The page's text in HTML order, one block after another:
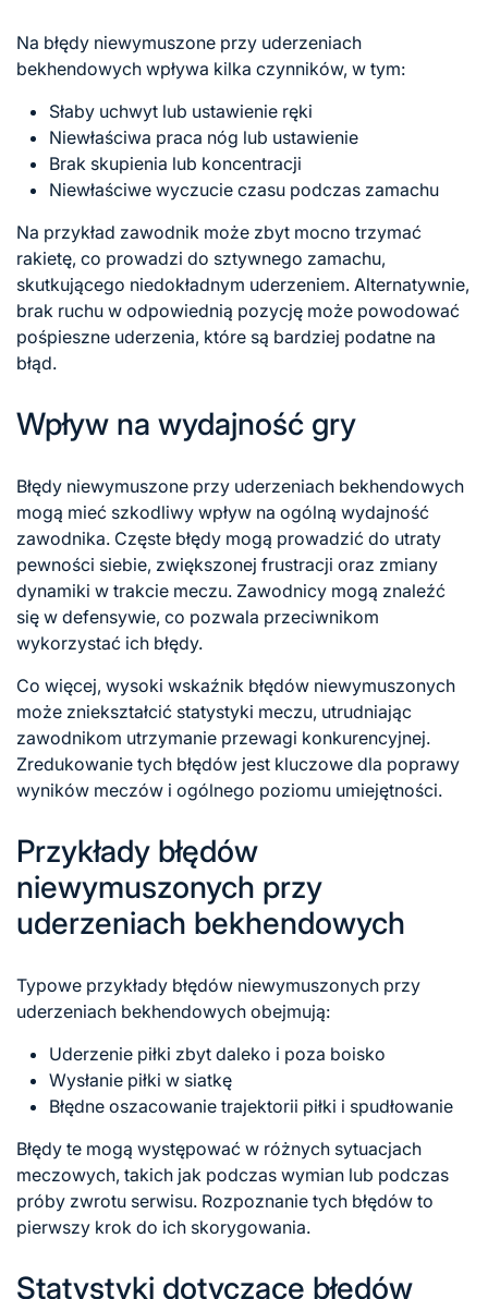
Na błędy niewymuszone przy uderzeniach
bekhendowych wpływa kilka czynników, w tym:
Słaby uchwyt lub ustawienie ręki
Niewłaściwa praca nóg lub ustawienie
Brak skupienia lub koncentracji
Niewłaściwe wyczucie czasu podczas zamachu
Na przykład zawodnik może zbyt mocno trzymać
rakietę, co prowadzi do sztywnego zamachu,
skutkującego niedokładnym uderzeniem. Alternatywnie,
brak ruchu w odpowiednią pozycję może powodować
pośpieszne uderzenia, które są bardziej podatne na
błąd.
Wpływ na wydajność gry
Błędy niewymuszone przy uderzeniach bekhendowych
mogą mieć szkodliwy wpływ na ogólną wydajność
zawodnika. Częste błędy mogą prowadzić do utraty
pewności siebie, zwiększonej frustracji oraz zmiany
dynamiki w trakcie meczu. Zawodnicy mogą znaleźć
się w defensywie, co pozwala przeciwnikom
wykorzystać ich błędy.
Co więcej, wysoki wskaźnik błędów niewymuszonych
może zniekształcić statystyki meczu, utrudniając
zawodnikom utrzymanie przewagi konkurencyjnej.
Zredukowanie tych błędów jest kluczowe dla poprawy
wyników meczów i ogólnego poziomu umiejętności.
Przykłady błędów
niewymuszonych przy
uderzeniach bekhendowych
Typowe przykłady błędów niewymuszonych przy
uderzeniach bekhendowych obejmują:
Uderzenie piłki zbyt daleko i poza boisko
Wysłanie piłki w siatkę
Błędne oszacowanie trajektorii piłki i spudłowanie
Błędy te mogą występować w różnych sytuacjach
meczowych, takich jak podczas wymian lub podczas
próby zwrotu serwisu. Rozpoznanie tych błędów to
pierwszy krok do ich skorygowania.
Statystyki dotyczące błędów